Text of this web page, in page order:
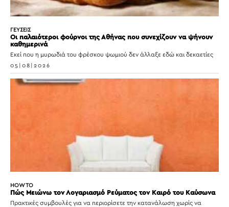
ΓΕΥΣΕΙΣ
Οι παλαιότεροι φούρνοι της Αθήνας που συνεχίζουν να ψήνουν
καθημερινά
Εκεί που η μυρωδιά του φρέσκου ψωμιού δεν άλλαξε εδώ και δεκαετίες
05|08|2026
HOW TO
Πώς Μειώνω τον Λογαριασμό Ρεύματος τον Καιρό του Καύσωνα
Πρακτικές συμβουλές για να περιορίσετε την κατανάλωση χωρίς να